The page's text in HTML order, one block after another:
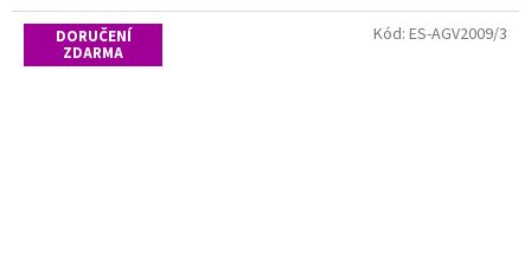
DORUČENÍ
ZDARMA
Kód: ES-AGV2009/3